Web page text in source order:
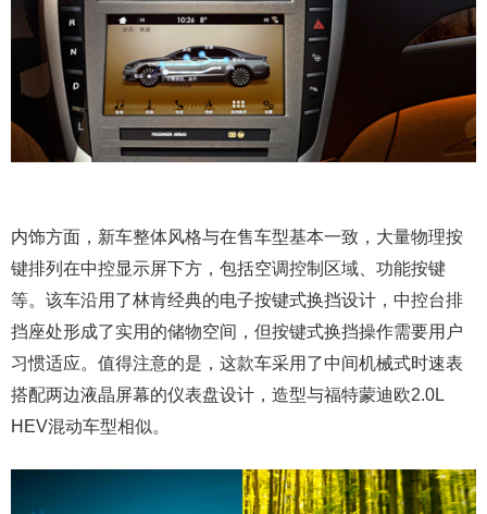
内饰方面，新车整体风格与在售车型基本一致，大量物理按
键排列在中控显示屏下方，包括空调控制区域、功能按键
等。该车沿用了林肯经典的电子按键式换挡设计，中控台排
挡座处形成了实用的储物空间，但按键式换挡操作需要用户
习惯适应。值得注意的是，这款车采用了中间机械式时速表
搭配两边液晶屏幕的仪表盘设计，造型与福特蒙迪欧2.0L
HEV混动车型相似。